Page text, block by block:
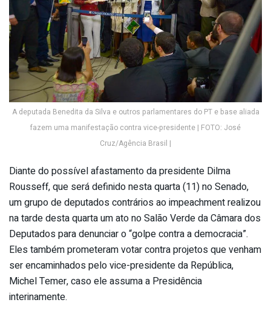
A deputada Benedita da Silva e outros parlamentares do PT e base aliada
fazem uma manifestação contra vice-presidente | FOTO: José
Cruz/Agência Brasil |
Diante do possível afastamento da presidente Dilma
Rousseff, que será definido nesta quarta (11) no Senado,
um grupo de deputados contrários ao impeachment realizou
na tarde desta quarta um ato no Salão Verde da Câmara dos
Deputados para denunciar o “golpe contra a democracia”.
Eles também prometeram votar contra projetos que venham
ser encaminhados pelo vice-presidente da República,
Michel Temer, caso ele assuma a Presidência
interinamente.